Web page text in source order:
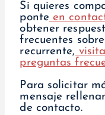
Si quieres
ponte en
obtener
frecuentes
recurrente,
preguntas
Para solicitar
mensaje
de contacto.